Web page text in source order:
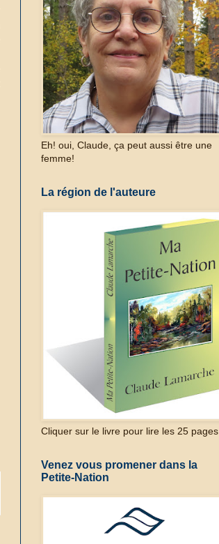
Eh! oui, Claude, ça peut aussi être une
femme!
La région de l'auteure
Cliquer sur le livre pour lire les 25 pages
Venez vous promener dans la
Petite-Nation